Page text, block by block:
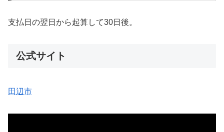
支払日の翌日から起算して30日後。
公式サイト
田辺市